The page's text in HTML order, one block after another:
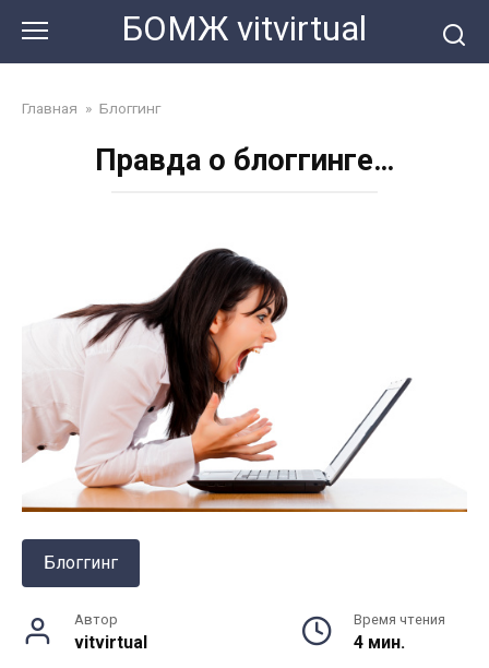
контенту
БОМЖ vitvirtual
Главная » Блоггинг
Правда о блоггинге…
Блоггинг
Автор
vitvirtual
Время чтения
4 мин.